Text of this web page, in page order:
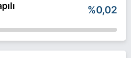
%0,02